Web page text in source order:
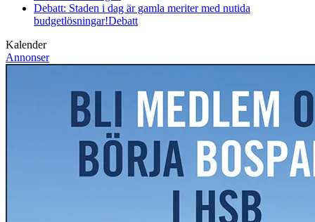
Debatt: Staden i dag är gamla meriter med nutida
budgetlösningar!Debatt
Kalender
Annonser